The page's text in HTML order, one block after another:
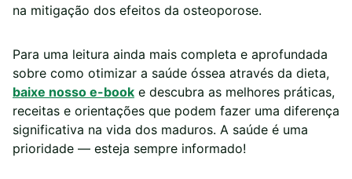
na mitigação dos efeitos da osteoporose.
Para uma leitura ainda mais completa e aprofundada
sobre como otimizar a saúde óssea através da dieta,
baixe nosso e-book e descubra as melhores práticas,
receitas e orientações que podem fazer uma diferença
significativa na vida dos maduros. A saúde é uma
prioridade — esteja sempre informado!